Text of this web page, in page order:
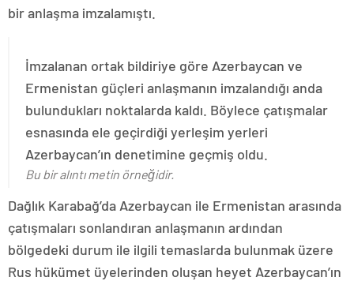
bir anlaşma imzalamıştı.
İmzalanan ortak bildiriye göre Azerbaycan ve
Ermenistan güçleri anlaşmanın imzalandığı anda
bulundukları noktalarda kaldı. Böylece çatışmalar
esnasında ele geçirdiği yerleşim yerleri
Azerbaycan’ın denetimine geçmiş oldu.
Bu bir alıntı metin örneğidir.
Dağlık Karabağ’da Azerbaycan ile Ermenistan arasında
çatışmaları sonlandıran anlaşmanın ardından
bölgedeki durum ile ilgili temaslarda bulunmak üzere
Rus hükümet üyelerinden oluşan heyet Azerbaycan’ın